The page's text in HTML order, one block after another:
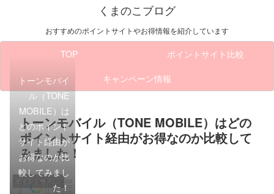
くまのこブログ
おすすめのポイントサイトやお得情報を紹介しています
TOP
ポイントサイト比較
キャンペーン情報
トーンモバイル（TONE MOBILE）はどの
ポイントサイト経由がお得なのか比較して
みました！
ポイントサイト比較
トーンモバイ
ル（TONE
MOBILE）は
どのポイント
サイト経由が
お得なのか比
較してみまし
た！